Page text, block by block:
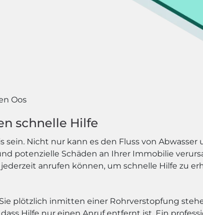
Oos
schnelle Hilfe
Nicht nur kann es den Fluss von Abwasser
potenzielle Schäden an Ihrer Immobilie
anrufen können, um schnelle Hilfe zu
plötzlich inmitten einer Rohrverstopfung